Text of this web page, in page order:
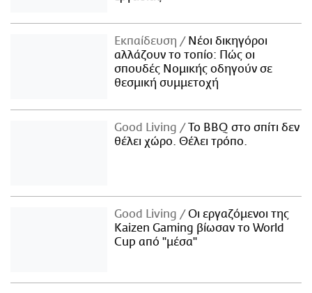
Εκπαίδευση
Νέοι δικηγόροι
αλλάζουν το τοπίο: Πώς οι
σπουδές Νομικής οδηγούν σε
θεσμική συμμετοχή
Good Living
Το BBQ στο σπίτι δεν
θέλει χώρο. Θέλει τρόπο.
Good Living
Οι εργαζόμενοι της
Kaizen Gaming βίωσαν το World
Cup από "μέσα"